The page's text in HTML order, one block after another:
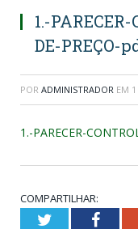
1.-
DE-PREÇO-
POR ADMINISTRADOR EM
1.-PARECER-
COMPARTILHAR:
Twitter